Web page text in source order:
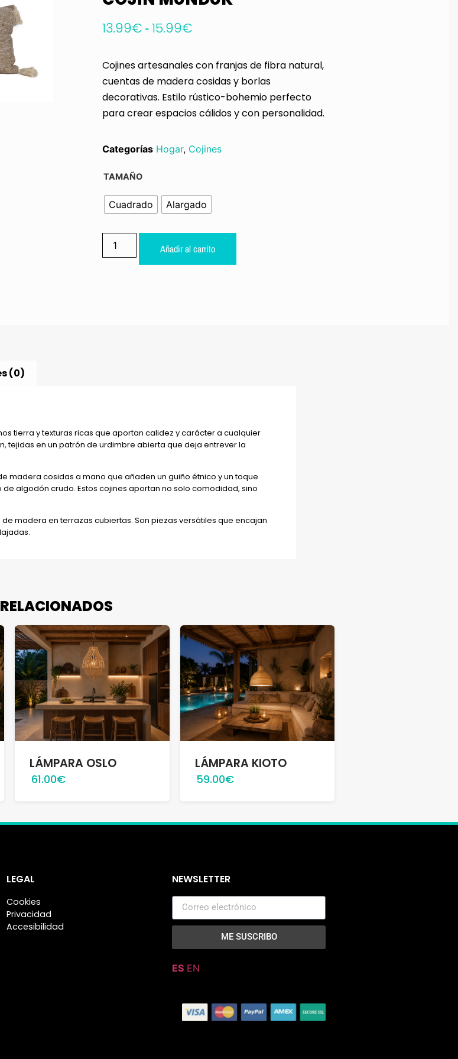
13.99€ -15.99€
Cojines artesanales con franjas de fibra natural,
cuentas de madera cosidas y borlas
decorativas. Estilo rústico-bohemio perfecto
para crear espacios cálidos y con personalidad.
Categorías Hogar, Cojines
TAMAÑO
Cuadrado Alargado
Añadir al carrito
(0)
tierra y texturas ricas que aportan calidez y carácter a cualquier
tejidas en un patrón de urdimbre abierta que deja entrever la
madera cosidas a mano que añaden un guiño étnico y un toque
algodón crudo. Estos cojines aportan no solo comodidad, sino
madera en terrazas cubiertas. Son piezas versátiles que encajan
LÁMPARA OSLO
61.00€
LÁMPARA KIOTO
59.00€
LEGAL
Cookies
Privacidad
Accesibilidad
NEWSLETTER
ME SUSCRIBO
ES EN